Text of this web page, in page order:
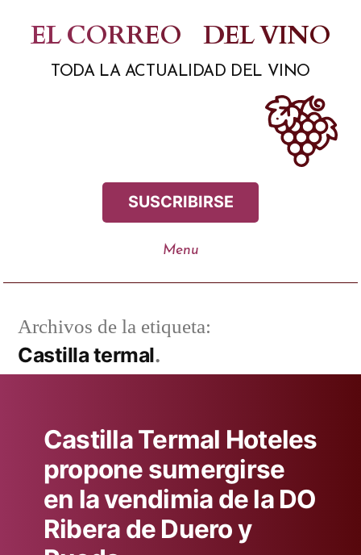
contenido
EL CORREO DEL VINO
TODA LA ACTUALIDAD DEL VINO
SUSCRIBIRSE
Archivos de la etiqueta:
Castilla termal
Castilla Termal Hoteles
propone sumergirse
en la vendimia de la DO
Ribera de Duero y